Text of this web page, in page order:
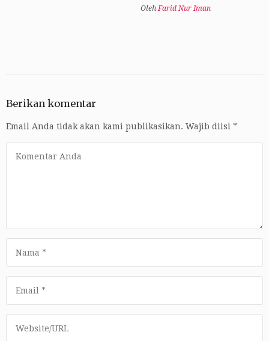
Oleh Farid Nur Iman
Berikan komentar
Email Anda tidak akan kami publikasikan. Wajib diisi *